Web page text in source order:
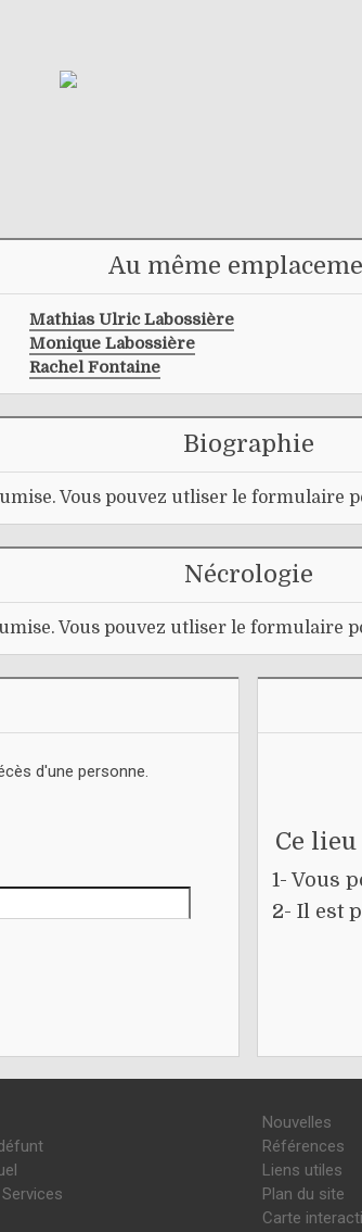
Au même
Mathias Ulric Labossière
Monique Labossière
Rachel Fontaine
Biographie
Vous pouvez utliser le formulaire
Nécrologie
Vous pouvez utliser le formulaire
d'une personne.
Ce
1- Vous
2- Il est
Nouvelles
Références
Liens utiles
Plan du site
Carte